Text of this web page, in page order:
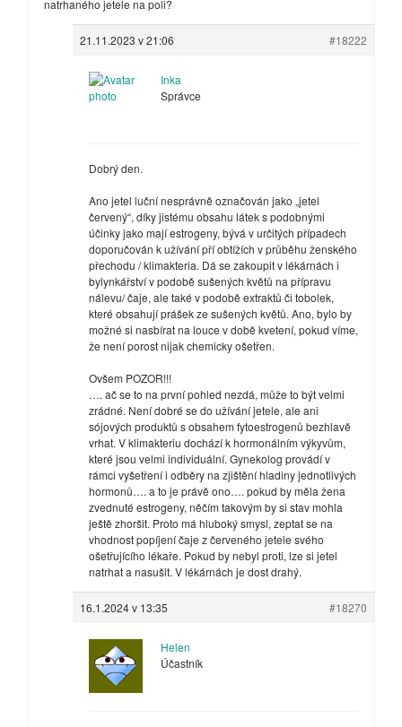
natrhaného jetele na poli?
21.11.2023 v 21:06 #18222
Inka
Správce
Dobrý den.
Ano jetel luční nesprávně označován jako „jetel
červený“, díky jistému obsahu látek s podobnými
účinky jako mají estrogeny, bývá v určitých případech
doporučován k užívání pří obtížích v průběhu ženského
přechodu / klimakteria. Dá se zakoupit v lékárnách i
bylynkářství v podobě sušených květů na přípravu
nálevu/ čaje, ale také v podobě extraktů či tobolek,
které obsahují prášek ze sušených květů. Ano, bylo by
možné si nasbírat na louce v době kvetení, pokud víme,
že není porost nijak chemicky ošetřen.
Ovšem POZOR!!!
…. ač se to na první pohled nezdá, může to být velmi
zrádné. Není dobré se do užívání jetele, ale ani
sójových produktů s obsahem fytoestrogenů bezhlavě
vrhat. V klimakteriu dochází k hormonálním výkyvům,
které jsou velmi individuální. Gynekolog provádí v
rámci vyšetření i odběry na zjištění hladiny jednotlivých
hormonů…. a to je právě ono…. pokud by měla žena
zvednuté estrogeny, něčím takovým by si stav mohla
ještě zhoršit. Proto má hluboký smysl, zeptat se na
vhodnost popíjení čaje z červeného jetele svého
ošetřujícího lékaře. Pokud by nebyl proti, lze si jetel
natrhat a nasušit. V lékárnách je dost drahý.
16.1.2024 v 13:35 #18270
Helen
Účastník